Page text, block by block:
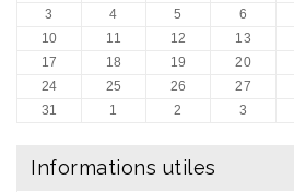
3
4 5 6
10
11 12 13
17
18 19 20
24
25 26 27
31
1 2 3
Informations utiles